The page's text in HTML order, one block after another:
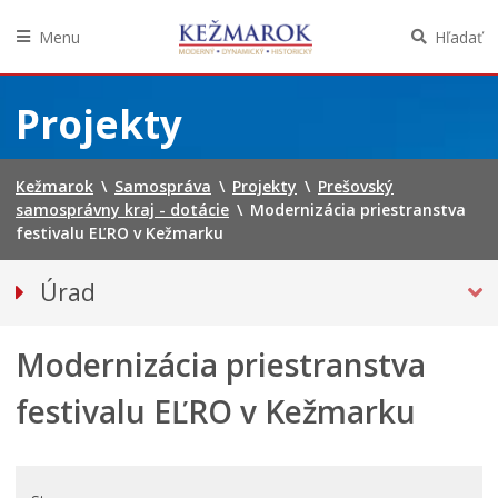
obsah
Menu Hľadať
Projekty
Kežmarok \ Samospráva \ Projekty \ Prešovský
samosprávny kraj - dotácie \ Modernizácia priestranstva
festivalu EĽRO v Kežmarku
Úrad
Prednosta
Sekcie úradu
Modernizácia priestranstva
festivalu EĽRO v Kežmarku